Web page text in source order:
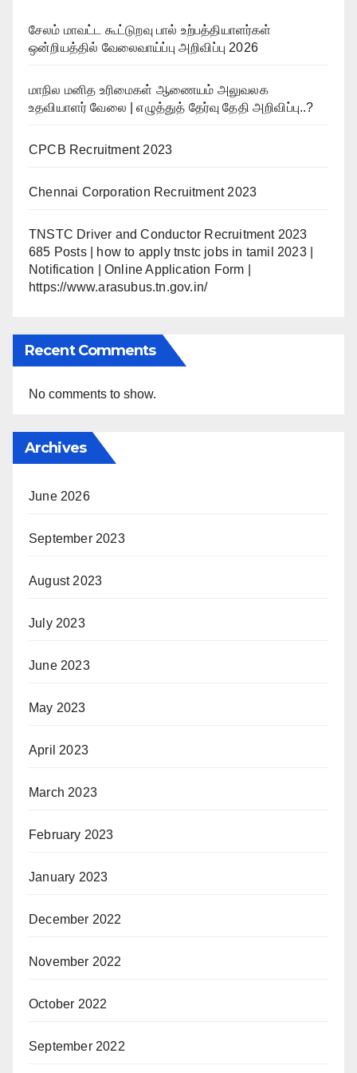
சேலம் மாவட்ட கூட்டுறவு பால் உற்பத்தியாளர்கள்
ஒன்றியத்தில் வேலைவாய்ப்பு அறிவிப்பு 2026
மாநில மனித உரிமைகள் ஆணையம் அலுவலக
உதவியாளர் வேலை | எழுத்துத் தேர்வு தேதி அறிவிப்பு..?
CPCB Recruitment 2023
Chennai Corporation Recruitment 2023
TNSTC Driver and Conductor Recruitment 2023
685 Posts | how to apply tnstc jobs in tamil 2023 |
Notification | Online Application Form |
https://www.arasubus.tn.gov.in/
Recent Comments
No comments to show.
Archives
June 2026
September 2023
August 2023
July 2023
June 2023
May 2023
April 2023
March 2023
February 2023
January 2023
December 2022
November 2022
October 2022
September 2022